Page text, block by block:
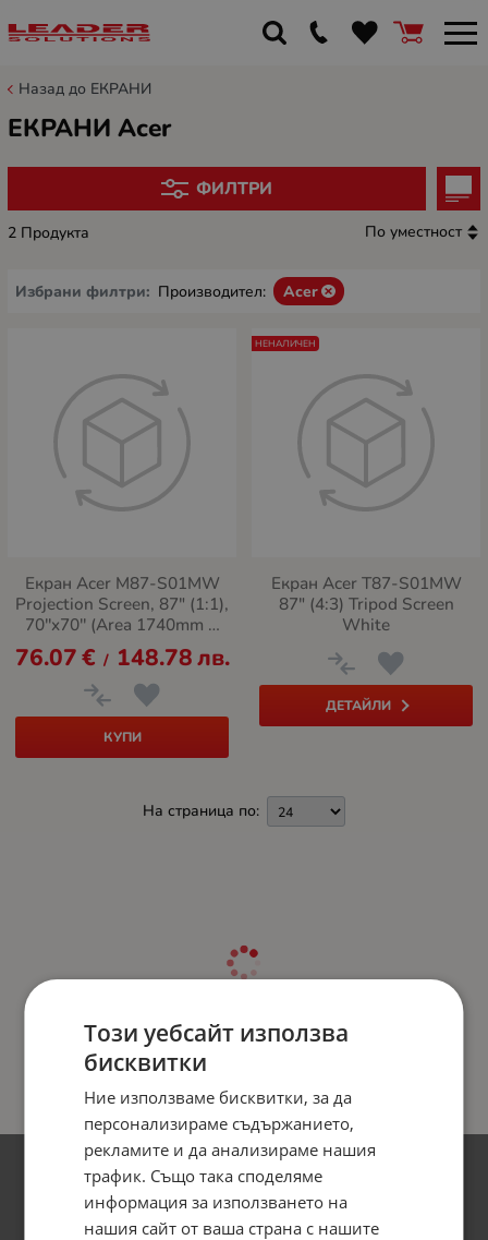
Назад до ЕКРАНИ
ЕКРАНИ Acer
ФИЛТРИ
2 Продукта По уместност
Избрани филтри: Производител: Acer
Екран Acer M87-S01MW
Projection Screen, 87" (1:1),
70''x70'' (Area 1740mm X
1740mm), Wall & Ceiling,
Matte White, Manual,
5.5Kg
76.07€ / 148.78лв.
КУПИ
Екран Acer T87-S01MW
87" (4:3) Tripod Screen
White
ДЕТАЙЛИ
НЕНАЛИЧЕН
На страница по:
Този уебсайт използва
бисквитки
Ние използваме бисквитки, за да
персонализираме съдържанието,
рекламите и да анализираме нашия
трафик. Също така споделяме
информация за използването на
нашия сайт от ваша страна с нашите